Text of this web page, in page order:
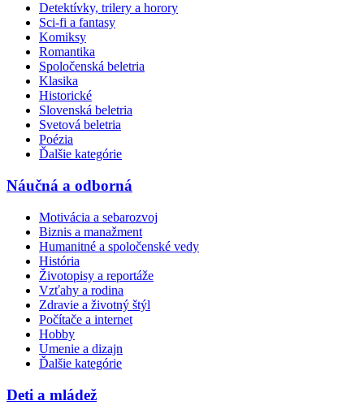
Detektívky, trilery a horory
Sci-fi a fantasy
Komiksy
Romantika
Spoločenská beletria
Klasika
Historické
Slovenská beletria
Svetová beletria
Poézia
Ďalšie kategórie
Náučná a odborná
Motivácia a sebarozvoj
Biznis a manažment
Humanitné a spoločenské vedy
História
Životopisy a reportáže
Vzťahy a rodina
Zdravie a životný štýl
Počítače a internet
Hobby
Umenie a dizajn
Ďalšie kategórie
Deti a mládež